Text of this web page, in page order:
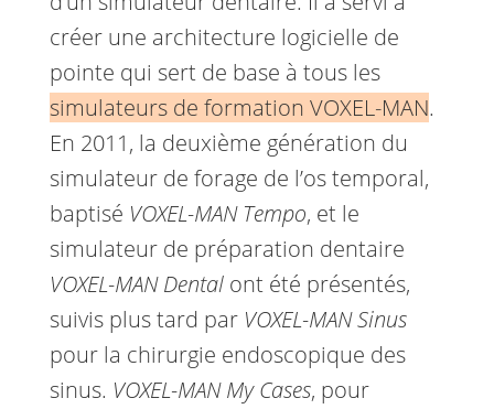
créer une architecture logicielle de
pointe qui sert de base à tous les
simulateurs de formation VOXEL-MAN.
En 2011, la deuxième génération du
simulateur de forage de l’os temporal,
baptisé VOXEL-MAN Tempo, et le
simulateur de préparation dentaire
VOXEL-MAN Dentalont été présentés,
suivis plus tard par VOXEL-MAN Sinus
pour la chirurgie endoscopique des
sinus. VOXEL-MAN My Cases, pour